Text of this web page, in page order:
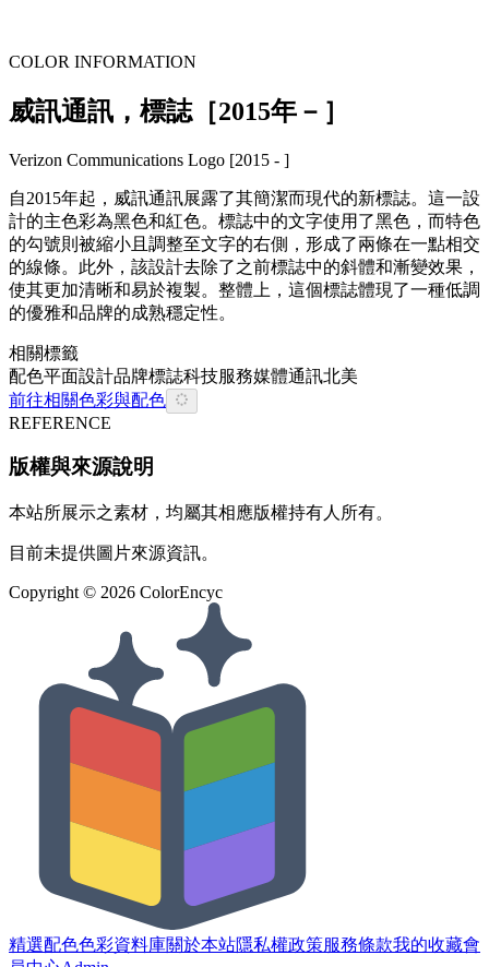
COLOR INFORMATION
威訊通訊，標誌［2015年－］
Verizon Communications Logo [2015 - ]
自2015年起，威訊通訊展露了其簡潔而現代的新標誌。這一設
計的主色彩為黑色和紅色。標誌中的文字使用了黑色，而特色
的勾號則被縮小且調整至文字的右側，形成了兩條在一點相交
的線條。此外，該設計去除了之前標誌中的斜體和漸變效果，
使其更加清晰和易於複製。整體上，這個標誌體現了一種低調
的優雅和品牌的成熟穩定性。
相關標籤
配色平面設計品牌標誌科技服務媒體通訊北美
前往相關色彩與配色
REFERENCE
版權與來源說明
本站所展示之素材，均屬其相應版權持有人所有。
目前未提供圖片來源資訊。
Copyright © 2026 ColorEncyc
精選配色色彩資料庫關於本站隱私權政策服務條款我的收藏會